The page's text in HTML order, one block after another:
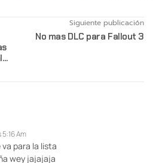
Siguiente publicación
No mas DLC para Fallout 3
5:16 Am
para la lista
wey jajajaja